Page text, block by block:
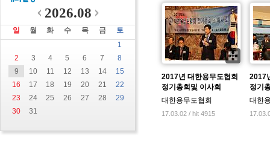
2026.08
일 월 화 수 목 금
토
1
2
3 4 5 6 7
8
9
10 11 12 13 14
15
16
17 18 19 20 21
22
23
24 25 26 27 28
29
30
31
2017년 대한용무도협회
정기총회및 이사회
대한용무도협회
17.03.02 / hit 4915
2017
정기
대한